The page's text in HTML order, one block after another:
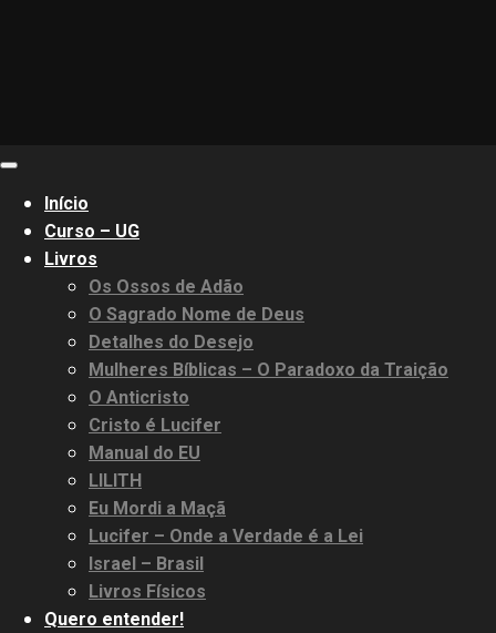
Primary
MenuInício
Curso – UG
Livros
Os Ossos de Adão
O Sagrado Nome de Deus
Detalhes do Desejo
Mulheres Bíblicas – O Paradoxo da Traição
O Anticristo
Cristo é Lucifer
Manual do EU
LILITH
Eu Mordi a Maçã
Lucifer – Onde a Verdade é a Lei
Israel – Brasil
Livros Físicos
Quero entender!